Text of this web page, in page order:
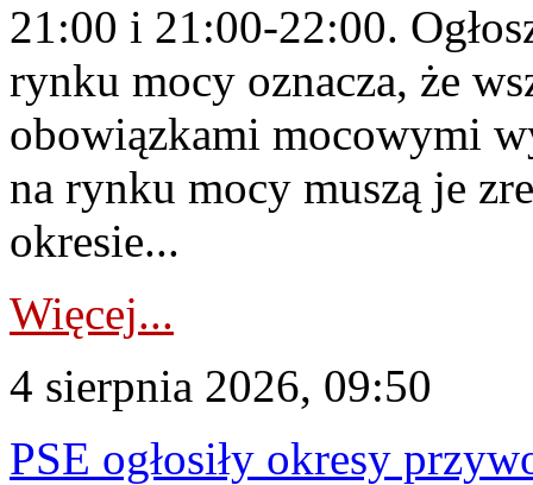
21:00 i 21:00-22:00.
rynku mocy oznacza, że
obowiązkami mocowymi
na rynku mocy muszą je
okresie...
Więcej...
4 sierpnia 2026, 09:50
PSE ogłosiły okresy